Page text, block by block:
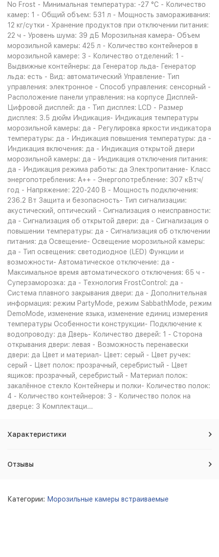
No Frost - Минимальная температура: -27 °C - Количество
камер: 1 - Общий объем: 531 л - Мощность замораживания:
12 кг/сутки - Хранение продуктов при отключении питания:
22 ч - Уровень шума: 39 дБ Морозильная камера- Объем
морозильной камеры: 425 л - Количество контейнеров в
морозильной камере: 3 - Количество отделений: 1 -
Выдвижные контейнеры: да Генератор льда- Генератор
льда: есть - Вид: автоматический Управление- Тип
управления: электронное - Способ управления: сенсорный -
Расположение панели управления: на корпусе Дисплей-
Цифровой дисплей: да - Тип дисплея: LCD - Размер
дисплея: 3.5 дюйм Индикация- Индикация температуры
морозильной камеры: да - Регулировка яркости индикатора
температуры: да - Индикация повышения температуры: да -
Индикация включения: да - Индикация открытой двери
морозильной камеры: да - Индикация отключения питания:
да - Индикация режима работы: да Электропитание- Класс
энергопотребления: A++ - Энергопотребление: 307 кВтч/
год - Напряжение: 220-240 B - Мощность подключения:
236.2 Вт Защита и безопасность- Тип сигнализации:
акустический, оптический - Сигнализация о неисправности:
да - Сигнализация об открытой двери: да - Сигнализация о
повышении температуры: да - Сигнализация об отключении
питания: да Освещение- Освещение морозильной камеры:
да - Тип освещения: светодиодное (LED) Функции и
возможности- Автоматическое отключение: да -
Максимальное время автоматического отключения: 65 ч -
Суперзаморозка: да - Технология FrostControl: да -
Система плавного закрывания двери: да - Дополнительная
информация: режим PartyMode, режим SabbathMode, режим
DemoMode, изменение языка, изменение единиц измерения
температуры Особенности конструкции- Подключение к
водопроводу: да Дверь- Количество дверей: 1 - Сторона
открывания двери: левая - Возможность перенавески
двери: да Цвет и материал- Цвет: серый - Цвет ручек:
серый - Цвет полок: прозрачный, серебристый - Цвет
ящиков: прозрачный, серебристый - Материал полок:
закалённое стекло Контейнеры и полки- Количество полок:
4 - Количество контейнеров: 3 - Количество полок на
дверце: 3 Комплектаци...
Характеристики
Отзывы
Категории: Морозильные камеры встраиваемые